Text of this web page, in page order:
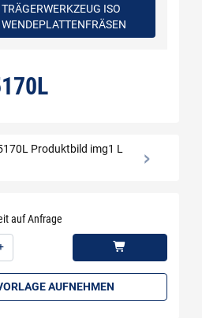
TRÄGERWERKZEUG ISO
WENDEPLATTENFRÄSEN
auf Anfrage
AUFNEHMEN